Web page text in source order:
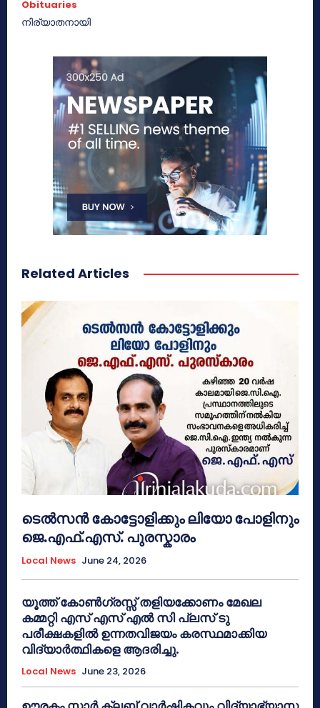
Obituaries
നിര്യാതനായി
Related Articles
ടെൽസൻ കോട്ടോളിക്കും ലിയോ പോളിനും
ജെ.എഫ്.എസ്. പുരസ്കാരം
Local News June 24, 2026
യൂത്ത് കോൺഗ്രസ്സ് തളിയക്കോണം മേഖല
കമ്മറ്റി എസ് എസ് എൽ സി പ്ലസ് ടു
പരീക്ഷകളിൽ ഉന്നതവിജയം കരസ്ഥമാക്കിയ
വിദ്യാർത്ഥികളെ ആദരിച്ചു.
Local News June 23, 2026